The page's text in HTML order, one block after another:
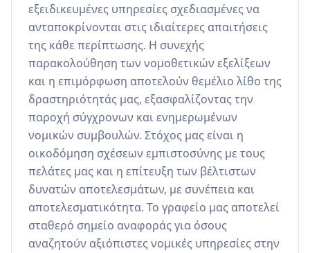
εξειδικευμένες υπηρεσίες σχεδιασμένες να
ανταποκρίνονται στις ιδιαίτερες απαιτήσεις
της κάθε περίπτωσης. Η συνεχής
παρακολούθηση των νομοθετικών εξελίξεων
και η επιμόρφωση αποτελούν θεμέλιο λίθο της
δραστηριότητάς μας, εξασφαλίζοντας την
παροχή σύγχρονων και ενημερωμένων
νομικών συμβουλών. Στόχος μας είναι η
οικοδόμηση σχέσεων εμπιστοσύνης με τους
πελάτες μας και η επίτευξη των βέλτιστων
δυνατών αποτελεσμάτων, με συνέπεια και
αποτελεσματικότητα. Το γραφείο μας αποτελεί
σταθερό σημείο αναφοράς για όσους
αναζητούν αξιόπιστες νομικές υπηρεσίες στην